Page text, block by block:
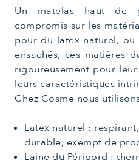
Un matelas haut de
compromis sur les
pour du latex naturel, ou
ensachés, ces matières
rigoureusement pour
leurs caractéristiques
Chez Cosme nous
Latex naturel :
durable, exempt de
Laine du Périgord :